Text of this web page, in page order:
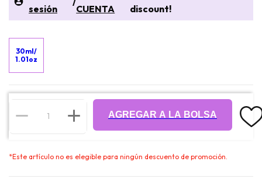
sesión
CUENTA
discount!
30ml/
1.01oz
AGREGAR A LA BOLSA
*Este artículo no es elegible para ningún descuento de promoción.